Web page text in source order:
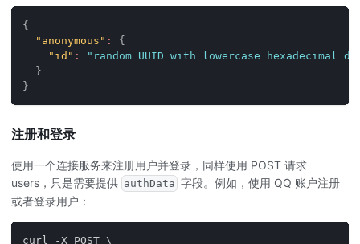
{
"anonymous" :
{
"id" :
"random UUID with lowercase hexadecimal
}
}
注册和登录
使用一个连接服务来注册用户并登录，同样使用 POST 请求
users，只是需要提供 authData 字段。例如，使用 QQ 账户注册
或者登录用户：
curl -X POST \